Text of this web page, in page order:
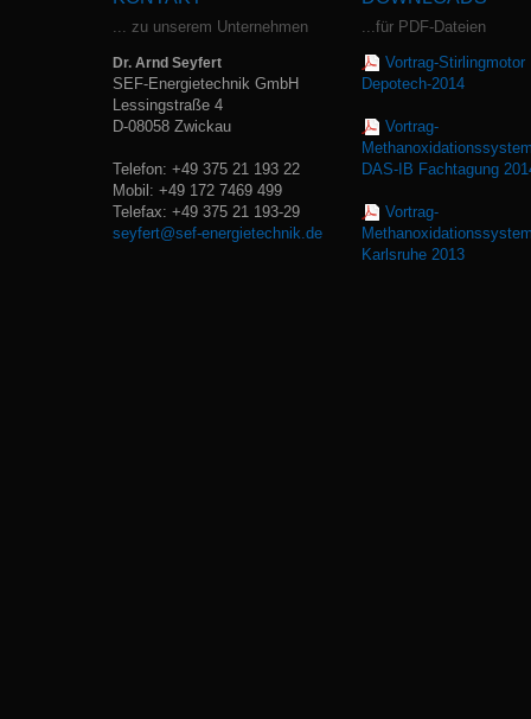
... zu unserem Unternehmen
Dr. Arnd Seyfert
SEF-Energietechnik GmbH
Lessingstraße 4
D-08058 Zwickau
Telefon: +49 375 21 193 22
Mobil: +49 172 7469 499
Telefax: +49 375 21 193-29
seyfert@sef-energietechnik.de
...für PDF-Dateien
Vortrag-Stirlingmotor
Depotech-2014
Vortrag-
DAS-IB Fachtagung
Vortrag-
Karlsruhe 2013